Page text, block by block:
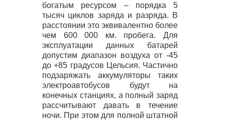
богатым ресурсом – порядка 5
тысяч циклов заряда и разряда. В
расстоянии это эквивалентно более
чем 600 000 км. пробега. Для
эксплуатации данных батарей
допустим диапазон воздуха от -45
до +85 градусов Цельсия. Частично
подзаряжать аккумуляторы таких
электроавтобусов будут на
конечных станциях, а полный заряд
рассчитывают давать в течение
ночи. При этом для полной штатной